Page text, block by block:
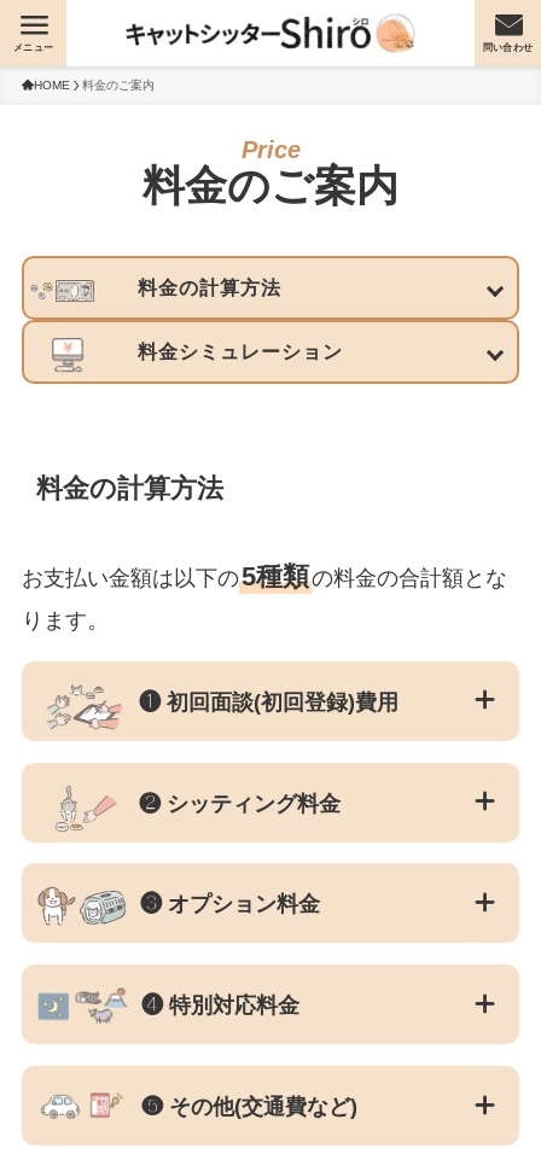
問い合わせ
メニュー
HOME 料金のご案内
料金のご案内
料金の計算方法
料金シミュレーション
料金の計算方法
お支払い金額は以下の5種類の料金の合計額とな
ります。
❶ 初回面談(初回登録)費用
❷ シッティング料金
❸ オプション料金
❹ 特別対応料金
❺ その他(交通費など)